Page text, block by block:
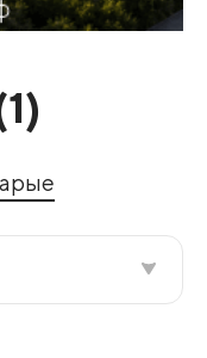
1)